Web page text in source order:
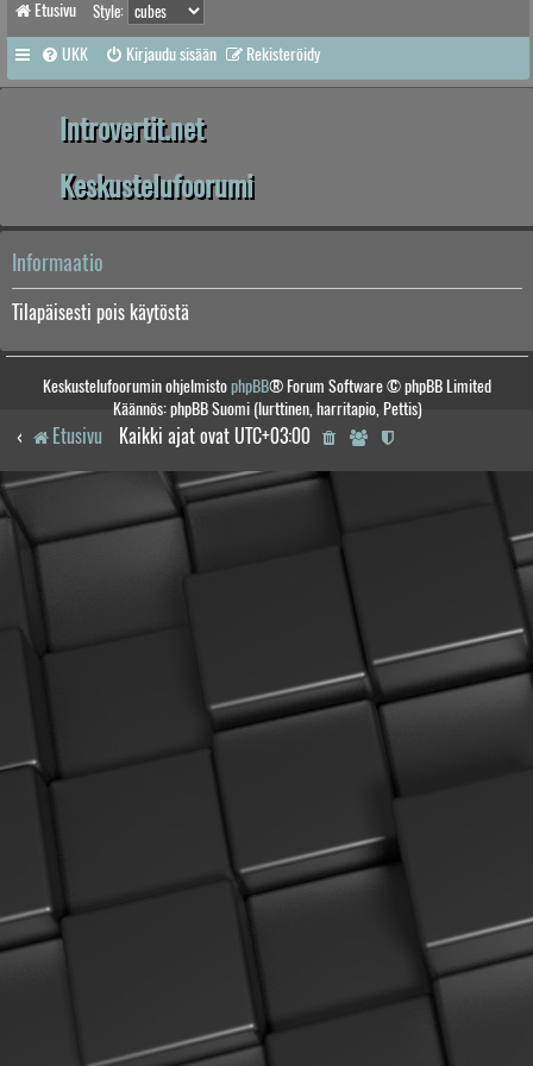
Etusivu Style:
UKK Kirjaudu sisään Rekisteröidy
Introvertit.net
Keskustelufoorumi
Informaatio
Tilapäisesti pois käytöstä
Keskustelufoorumin ohjelmistophpBB® Forum Software © phpBB Limited
Käännös: phpBB Suomi (lurttinen, harritapio, Pettis)
Etusivu Kaikki ajat ovat UTC+03:00